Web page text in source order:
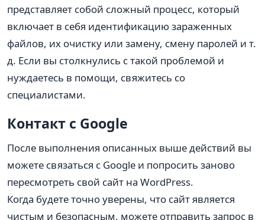
представляет собой сложный процесс, который
включает в себя идентификацию зараженных
файлов, их очистку или замену, смену паролей и т.
д. Если вы столкнулись с такой проблемой и
нуждаетесь в помощи, свяжитесь со
специалистами.
Контакт с Google
После выполнения описанных выше действий вы
можете связаться с Google и попросить заново
пересмотреть свой сайт на WordPress.
Когда будете точно уверены, что сайт является
чистым и безопасным, можете отправить запрос в